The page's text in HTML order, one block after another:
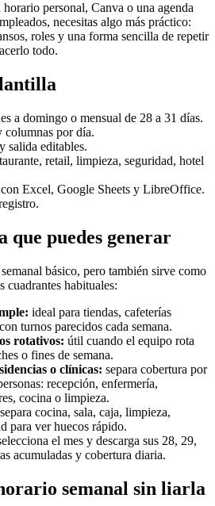
personal, Canva o una agenda
necesitas algo más práctico:
roles y una forma sencilla de repetir
todo.
a domingo o mensual de 28 a 31 días.
columnas por día.
salida editables.
retail, limpieza, seguridad, hotel
Excel, Google Sheets y LibreOffice.
que puedes generar
básico, pero también sirve como
cuadrantes habituales:
ideal para tiendas, cafeterías
turnos parecidos cada semana.
rotativos: útil cuando el equipo rota
o fines de semana.
o clínicas: separa cobertura por
recepción, enfermería,
cocina o limpieza.
separa cocina, sala, caja, limpieza,
para ver huecos rápido.
el mes y descarga sus 28, 29,
acumuladas y cobertura diaria.
semanal sin liarla